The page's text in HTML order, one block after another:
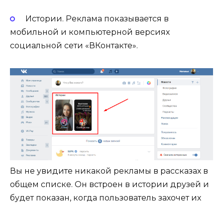
Истории. Реклама показывается в
мобильной и компьютерной версиях
социальной сети «ВКонтакте».
Вы не увидите никакой рекламы в рассказах в
общем списке. Он встроен в истории друзей и
будет показан, когда пользователь захочет их